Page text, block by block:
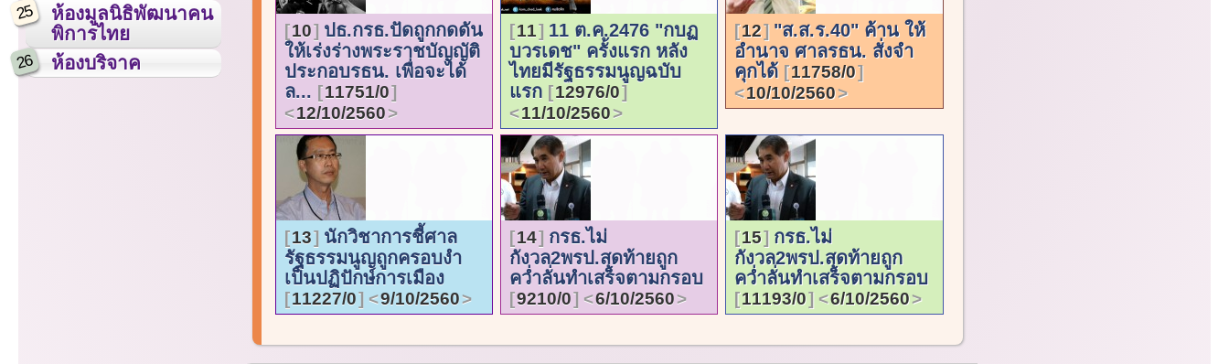
25
ห้องมูลนิธิพัฒนาคน
พิการไทย
26 ห้องบริจาค
10
ปธ.กรธ.ปัดถูกกดดัน
ให้เร่งร่างพระราชบัญญัติ
ประกอบรธน. เพื่อจะได้
ล...
11751/0
12/10/2560
11
11 ต.ค.2476 "กบฏ
บวรเดช" ครั้งแรก หลัง
ไทยมีรัฐธรรมนูญฉบับ
แรก
12976/0
11/10/2560
12
"ส.ส.ร.40" ค้าน ให้
อำนาจ ศาลรธน. สั่งจำ
คุกได้
11758/0
10/10/2560
13
นักวิชาการชี้ศาล
รัฐธรรมนูญถูกครอบงำ
เป็นปฏิปักษ์การเมือง
11227/0 9/10/2560
14
กรธ.ไม่
กังวล2พรป.สุดท้ายถูก
คว่ำลั่นทำเสร็จตามกรอบ
9210/0 6/10/2560
15
กรธ.ไม่
กังวล2พรป.สุดท้ายถูก
คว่ำลั่นทำเสร็จตามกรอบ
11193/0 6/10/2560